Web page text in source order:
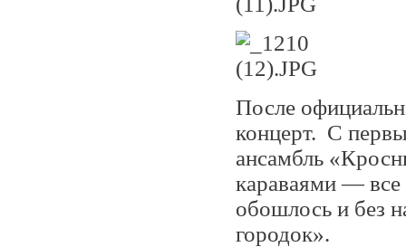
После
концерт. С
ансамбль
караваями —
обошлось и без
городок».